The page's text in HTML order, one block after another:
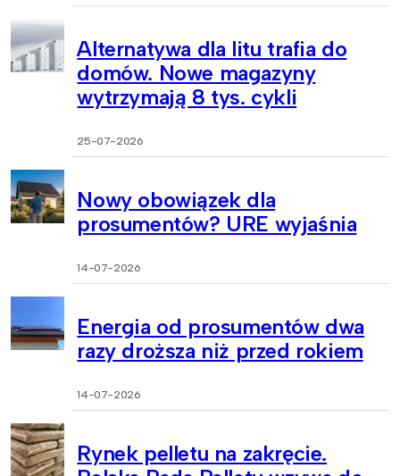
Alternatywa dla litu trafia do
domów. Nowe magazyny
wytrzymają 8 tys. cykli
25-07-2026
Nowy obowiązek dla
prosumentów? URE wyjaśnia
14-07-2026
Energia od prosumentów dwa
razy droższa niż przed rokiem
14-07-2026
Rynek pelletu na zakręcie.